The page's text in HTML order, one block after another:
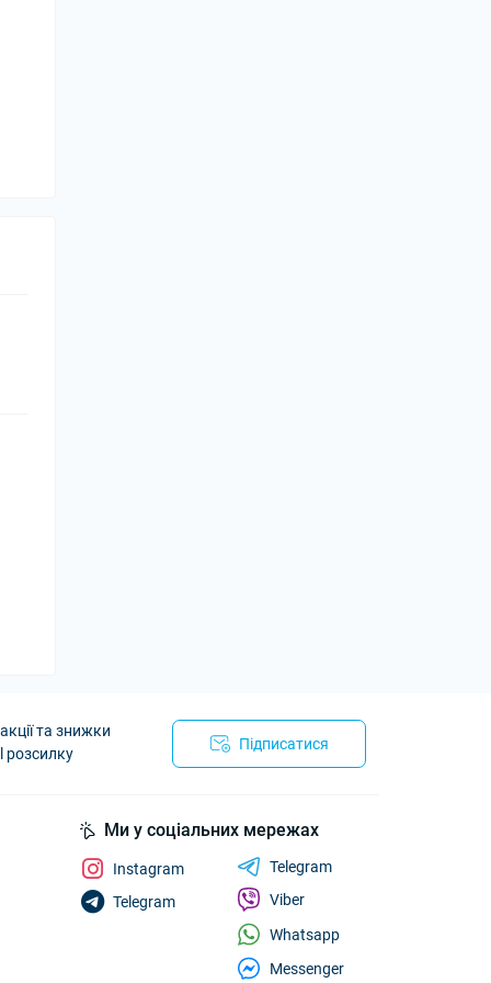
та знижки
розсилку
Підписатися
Ми у соціальних мережах
Instagram
Telegram
Telegram
Viber
Whatsapp
Messenger